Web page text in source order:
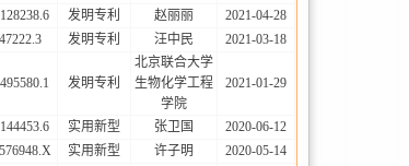
发明专利 赵丽丽
2021-04-28
发明专利 汪中民 2021-03-18
发明专利
北京联合大学
生物化学工程
学院
2021-01-29
实用新型 张卫国
2020-06-12
实用新型 许子明
2020-05-14